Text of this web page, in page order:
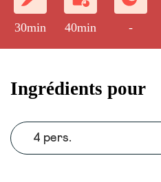
30min 40min -
Ingrédients pour
4 pers.